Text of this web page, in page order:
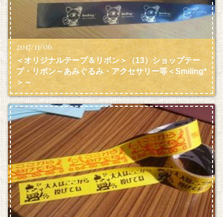
2017/11/06
＜オリジナルテープ＆リボン＞（13）ショップテー
プ・リボン～あみぐるみ・アクセサリー等＜Smiling*
＞～